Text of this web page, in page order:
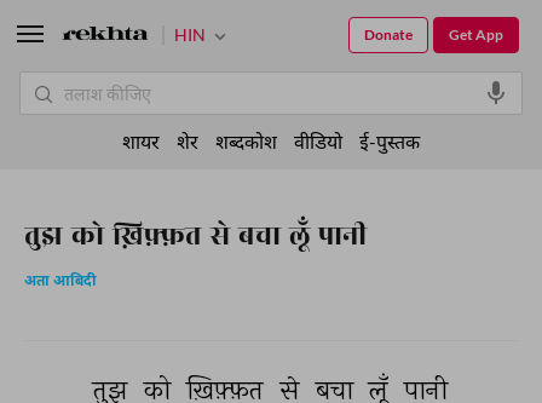
तुझ को ख़िफ़्फ़त से बचा लूँ पानी
अता आबिदी
तुझ को ख़िफ़्फ़त से बचा लूँ पानी
HIN Get App
Donate
शायर शेर शब्दकोश वीडियो ई-पुस्तक